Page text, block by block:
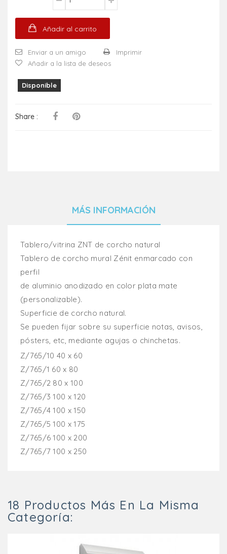
Añadir al carrito
Enviar a un amigo
Imprimir
Añadir a la lista de deseos
Disponible
Share :
MÁS INFORMACIÓN
Tablero/vitrina ZNT de corcho natural
Tablero de corcho mural Zénit enmarcado con
perfil
de aluminio anodizado en color plata mate
(personalizable).
Superficie de corcho natural.
Se pueden fijar sobre su superficie notas, avisos,
pósters, etc, mediante agujas o chinchetas.
Z/765/10 40 x 60
Z/765/1 60 x 80
Z/765/2 80 x 100
Z/765/3 100 x 120
Z/765/4 100 x 150
Z/765/5 100 x 175
Z/765/6 100 x 200
Z/765/7 100 x 250
18 Productos Más En La Misma
Categoría: